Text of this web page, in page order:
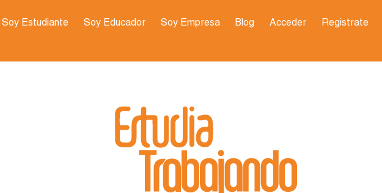
Soy Estudiante Soy Educador Soy Empresa Blog Acceder Registrate